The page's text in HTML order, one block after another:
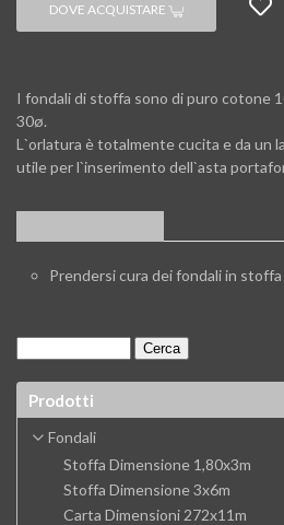
DOVE ACQUISTARE
I fondali di stoffa sono di puro cotone
30ø.
L`orlatura è totalmente cucita e da un
utile per l`inserimento dell`asta
Prendersi cura dei fondali in
Prodotti
Fondali
Stoffa Dimensione 1,80x3m
Stoffa Dimensione 3x6m
Carta Dimensioni 272x11m